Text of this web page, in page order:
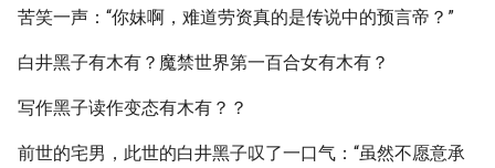
苦笑一声：“你妹啊，难道劳资真的是传说中的预言帝？”
白井黑子有木有？魔禁世界第一百合女有木有？
写作黑子读作变态有木有？？
前世的宅男，此世的白井黑子叹了一口气：“虽然不愿意承